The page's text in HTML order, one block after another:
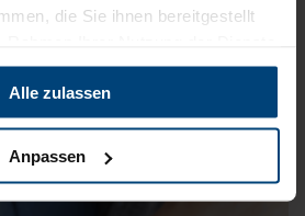
die Sie ihnen bereitgestellt
Alle zulassen
Anpassen